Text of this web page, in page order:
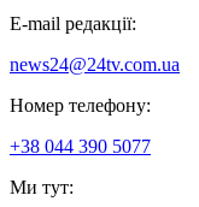
E-mail редакції:
news24@24tv.com.ua
Номер телефону:
+38 044 390 5077
Ми тут: